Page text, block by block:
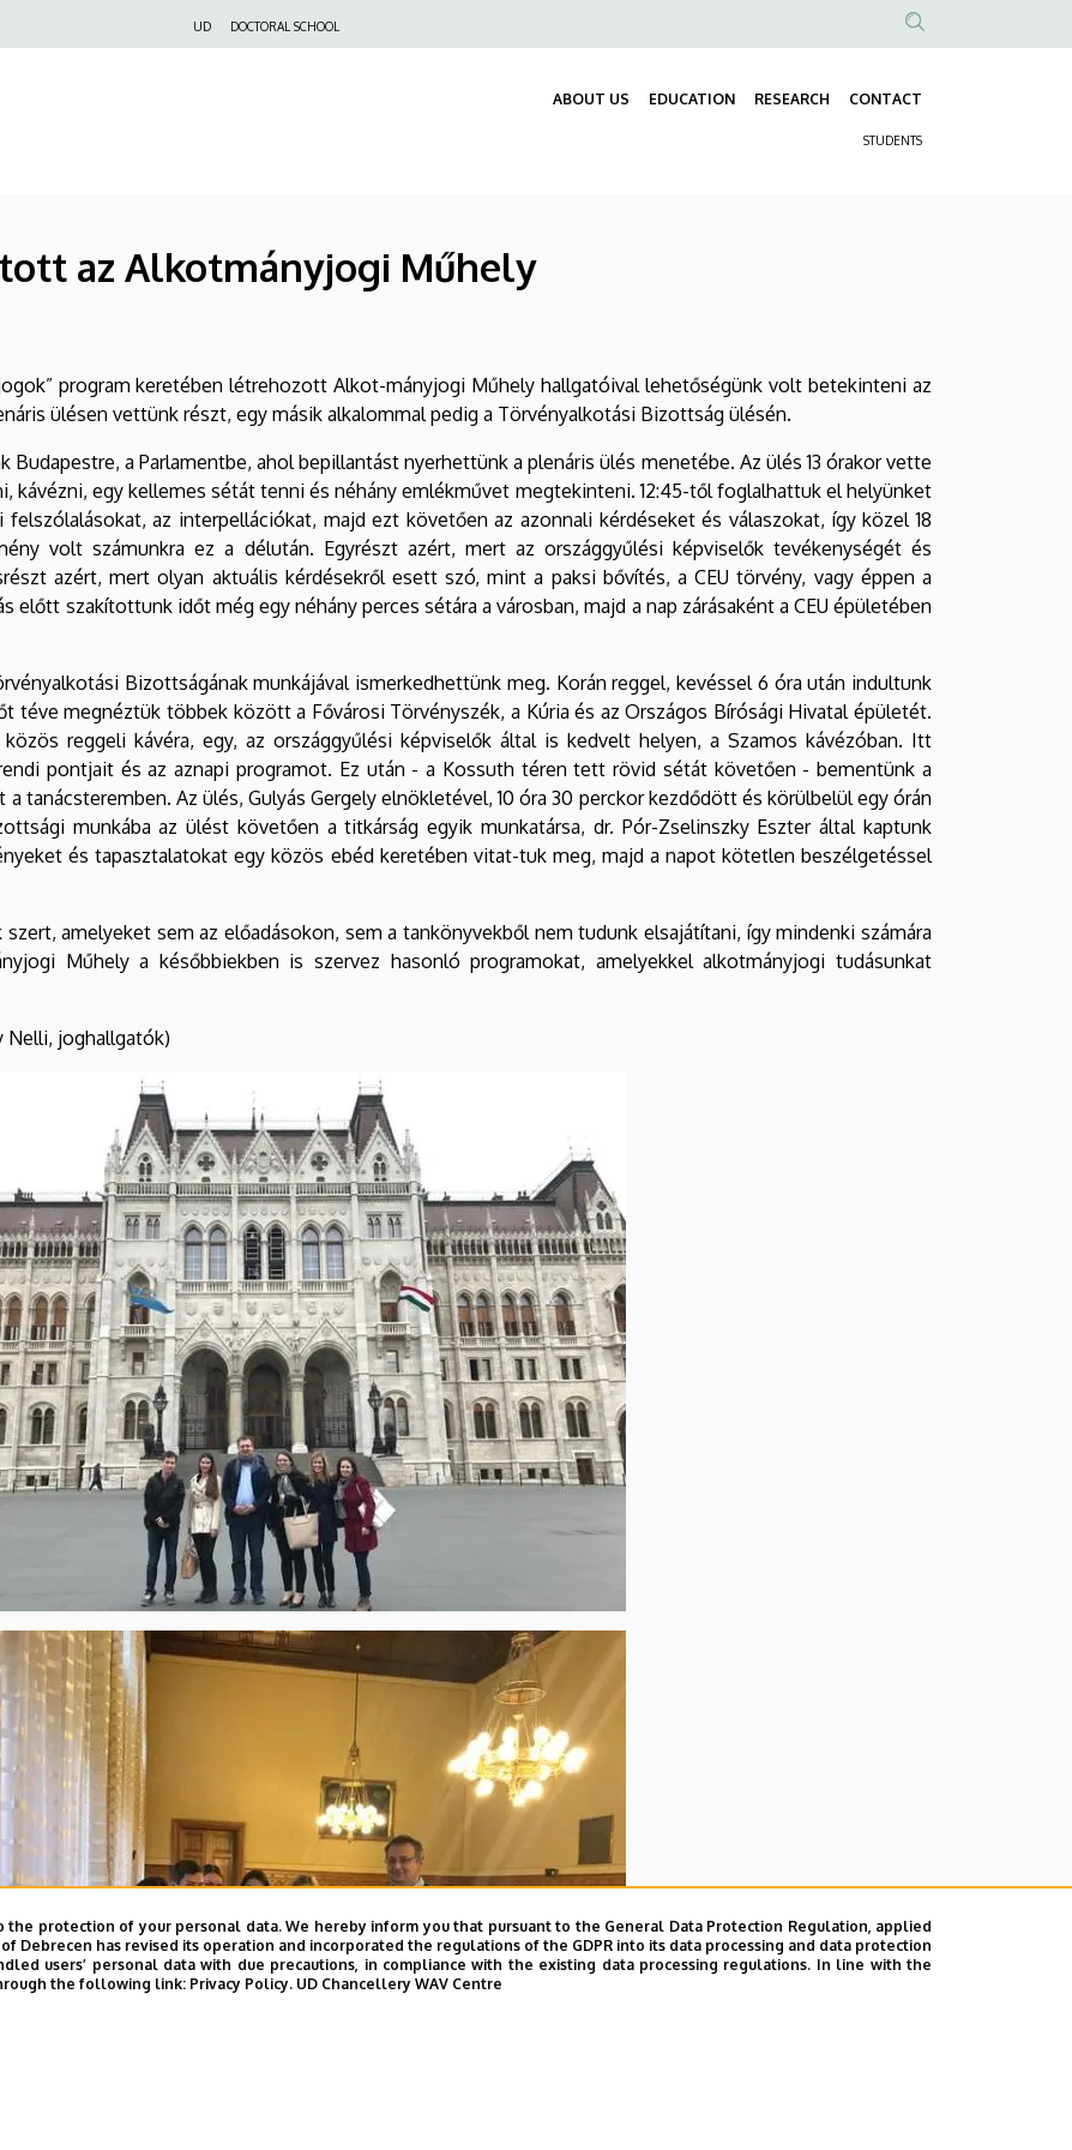
UD DOCTORAL SCHOOL
Anonim
fiók
menüje
ABOUT US EDUCATION RESEARCH CONTACT
STUDENTS
az Alkotmányjogi Műhely
program keretében létrehozott Alkot-mányjogi Műhely hallgatóival lehetőségünk volt betekinteni az
ülésen vettünk részt, egy másik alkalommal pedig a Törvényalkotási Bizottság ülésén.
Budapestre, a Parlamentbe, ahol bepillantást nyerhettünk a plenáris ülés menetébe. Az ülés 13 órakor vette
kávézni, egy kellemes sétát tenni és néhány emlékművet megtekinteni. 12:45-től foglalhattuk el helyünket
az interpellációkat, majd ezt követően az azonnali kérdéseket és válaszokat, így közel 18
volt számunkra ez a délután. Egyrészt azért, mert az országgyűlési képviselők tevékenységét és
azért, mert olyan aktuális kérdésekről esett szó, mint a paksi bővítés, a CEU törvény, vagy éppen a
előtt szakítottunk időt még egy néhány perces sétára a városban, majd a nap zárásaként a CEU épületében
Bizottságának munkájával ismerkedhettünk meg. Korán reggel, kevéssel 6 óra után indultunk
téve megnéztük többek között a Fővárosi Törvényszék, a Kúria és az Országos Bírósági Hivatal épületét.
reggeli kávéra, egy, az országgyűlési képviselők által is kedvelt helyen, a Szamos kávézóban. Itt
pontjait és az aznapi programot. Ez után - a Kossuth téren tett rövid sétát követően - bementünk a
tanácsteremben. Az ülés, Gulyás Gergely elnökletével, 10 óra 30 perckor kezdődött és körülbelül egy órán
munkába az ülést követően a titkárság egyik munkatársa, dr. Pór-Zselinszky Eszter által kaptunk
és tapasztalatokat egy közös ebéd keretében vitat-tuk meg, majd a napot kötetlen beszélgetéssel
amelyeket sem az előadásokon, sem a tankönyvekből nem tudunk elsajátítani, így mindenki számára
Műhely a későbbiekben is szervez hasonló programokat, amelyekkel alkotmányjogi tudásunkat
Nelli, joghallgatók)
protection of your personal data. We hereby inform you that pursuant to the General Data Protection Regulation, applied
of Debrecen has revised its operation and incorporated the regulations of the GDPR into its data processing and data protection
users’ personal data with due precautions, in compliance with the existing data processing regulations. In line with the
the following link: Privacy Policy. UD Chancellery WAV Centre